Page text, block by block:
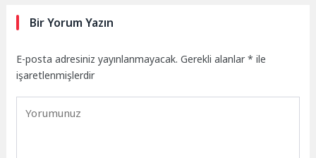
Bir Yorum Yazın
E-posta adresiniz yayınlanmayacak. Gerekli alanlar* ile
işaretlenmişlerdir